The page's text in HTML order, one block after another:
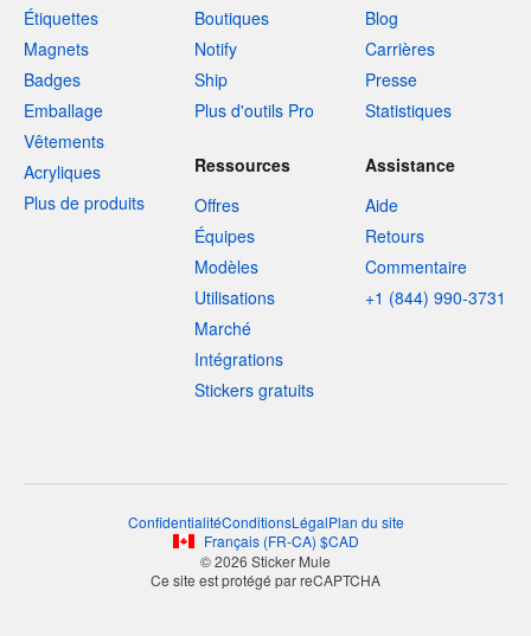
Étiquettes
Magnets
Badges
Emballage
Vêtements
Acryliques
Plus de produits
Boutiques
Notify
Ship
Plus d'outils Pro
Blog
Carrières
Presse
Statistiques
Ressources
Offres
Équipes
Modèles
Utilisations
Marché
Intégrations
Stickers gratuits
Assistance
Aide
Retours
Commentaire
+1 (844) 990-3731
ConfidentialitéConditionsLégalPlan du site
Français(FR-CA) $CAD
© 2026 Sticker Mule
Ce site est protégé par reCAPTCHA